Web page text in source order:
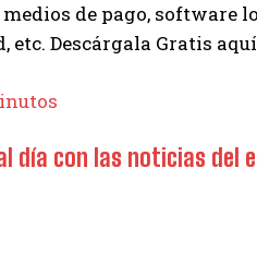
de pago,
etc. Descárgala Gratis aquí
día con las noticias del